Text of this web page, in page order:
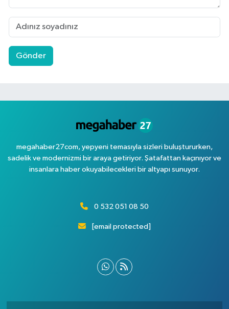
Gönder
megahaber27com, yepyeni temasıyla sizleri buluştururken,
sadelik ve modernizmi bir araya getiriyor. Şatafattan kaçınıyor ve
insanlara haber okuyabilecekleri bir altyapı sunuyor.
0 532 051 08 50
[email protected]